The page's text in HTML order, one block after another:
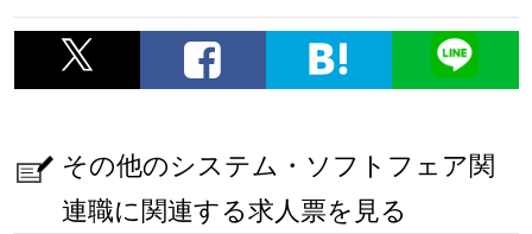
その他のシステム・ソフトフェア関
連職に関連する求人票を見る